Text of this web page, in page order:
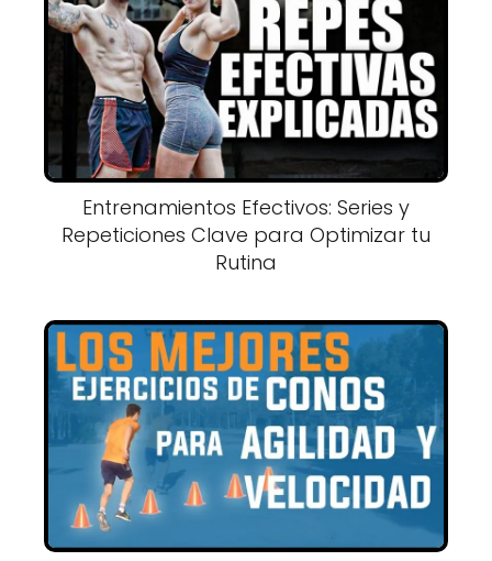
Entrenamientos Efectivos: Series y
Repeticiones Clave para Optimizar tu
Rutina